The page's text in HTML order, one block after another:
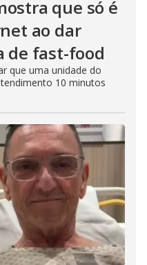
que só é
ao dar
de fast-food
que uma unidade do
10 minutos